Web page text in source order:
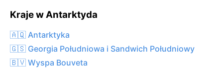
Kraje w Antarktyda
🇦🇶 Antarktyka
🇬🇸 Georgia Południowa i Sandwich Południowy
🇧🇻 Wyspa Bouveta